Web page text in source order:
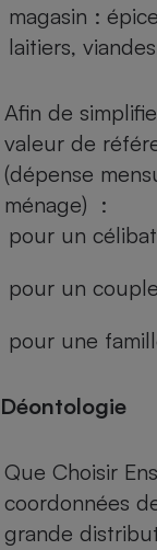
magasin :
laitiers,
Afin de
valeur de
(dépense
ménage) :
pour un
pour un
pour une
Déontologie
Que Choisir
coordonnées
grande